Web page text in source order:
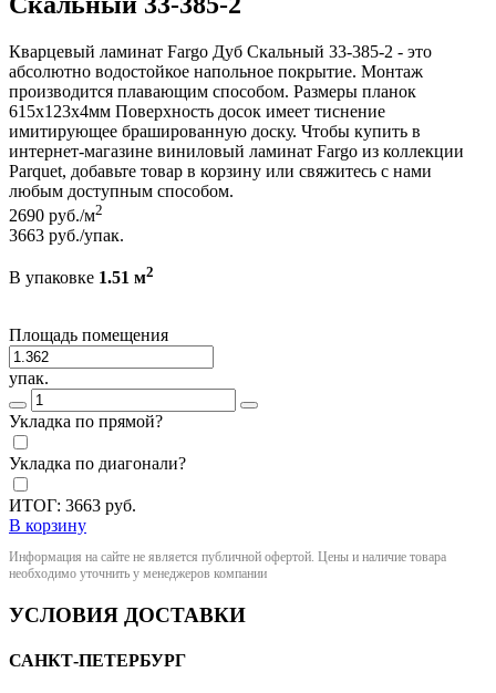
Кварцевый ламинат Fargo Дуб Скальный 33-385-2 - это
абсолютно водостойкое напольное покрытие. Монтаж
производится плавающим способом. Размеры планок
615x123x4мм Поверхность досок имеет тиснение
имитирующее брашированную доску. Чтобы купить в
интернет-магазине виниловый ламинат Fargo из коллекции
Parquet, добавьте товар в корзину или свяжитесь с нами
любым доступным способом.
2690 руб./м2
3663 руб./упак.
В упаковке 1.51 м2
Площадь помещения
упак.
Укладка по прямой?
Укладка по диагонали?
ИТОГ: 3663 руб.
В корзину
Информация на сайте не является публичной офертой. Цены и наличие товара
необходимо уточнить у менеджеров компании
УСЛОВИЯ ДОСТАВКИ
САНКТ-ПЕТЕРБУРГ